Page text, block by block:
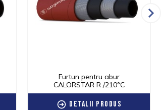
Furtun pentru abur
CALORSTAR R /210°C
Detalii produs